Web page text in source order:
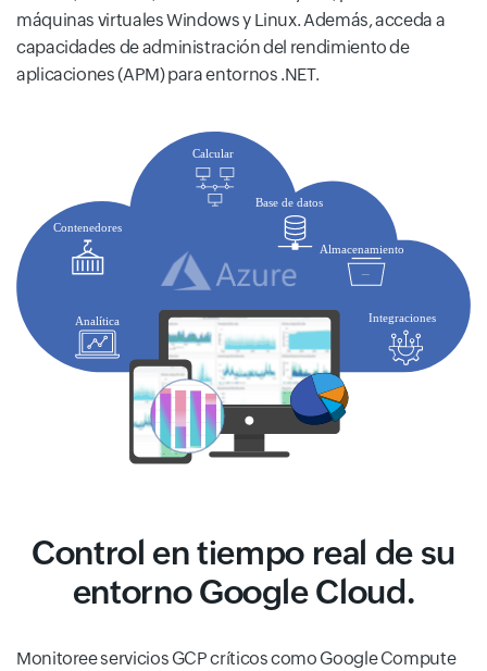
máquinas virtuales Windows y Linux. Además, acceda a
capacidades de administración del rendimiento de
aplicaciones (APM) para entornos .NET.
Control en tiempo real de su
entorno Google Cloud.
Monitoree servicios GCP críticos como Google Compute